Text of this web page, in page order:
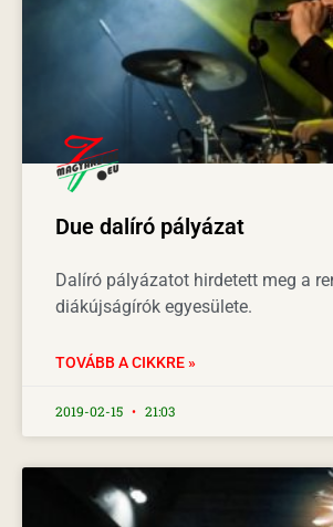
Due dalíró pályázat
Dalíró pályázatot hirdetett meg a
diákújságírók egyesülete.
TOVÁBB A CIKKRE »
2019-02-15 21:03